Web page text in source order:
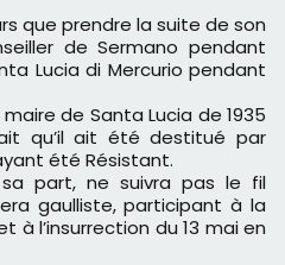
que prendre la suite de son
de Sermano pendant
Lucia di Mercurio pendant
de Santa Lucia de 1935
qu’il ait été destitué par
été Résistant.
part, ne suivra pas le fil
gaulliste, participant à la
à l’insurrection du 13 mai en